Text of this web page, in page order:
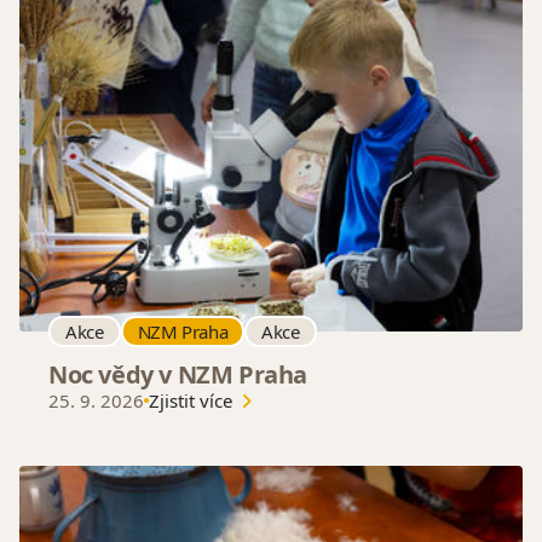
Akce NZM Praha Akce
Noc vědy v NZM Praha
25. 9. 2026 Zjistit více